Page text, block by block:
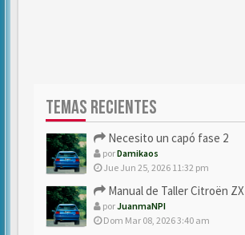
TEMAS RECIENTES
Necesito un capó fase 2
porDamikaos
Jue Jun 25, 2026 11:32 pm
Manual de Taller Citroën ZX
porJuanmaNPI
Dom Mar 08, 2026 3:40 am